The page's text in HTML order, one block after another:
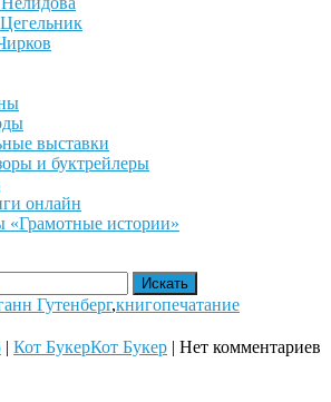
выставки
и буктрейлеры
онлайн
«Грамотные истории»
Гутенберг,книгопечатание
| Кот БукерКот Букер | Нет комментариев